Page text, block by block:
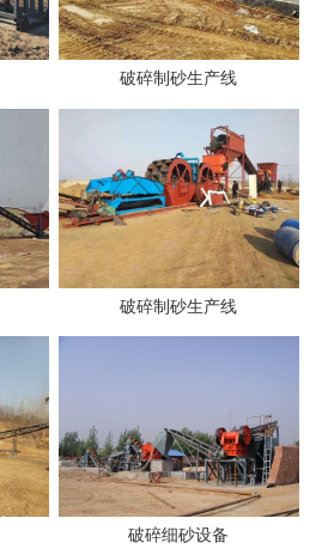
破碎制砂生产线
破碎制砂生产线
破碎细砂设备